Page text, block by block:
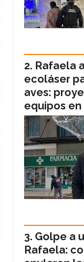
Rafaela
ecoláser
aves:
equipos
Golpe a
Rafaela: